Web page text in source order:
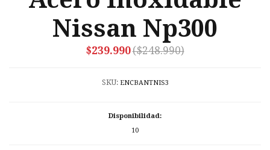
Nissan Np300
$239.990($248.990)
SKU: ENCBANTNIS3
Disponibilidad:
10